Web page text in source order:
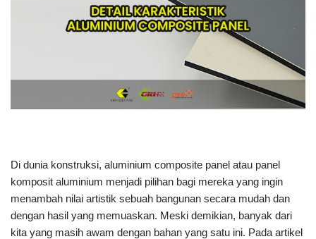
Di dunia konstruksi, aluminium composite panel atau panel
komposit aluminium menjadi pilihan bagi mereka yang ingin
menambah nilai artistik sebuah bangunan secara mudah dan
dengan hasil yang memuaskan. Meski demikian, banyak dari
kita yang masih awam dengan bahan yang satu ini. Pada artikel